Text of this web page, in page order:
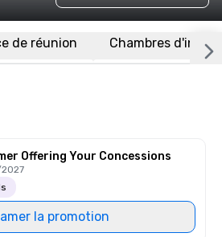
de réunion Chambres
Offering Your Concessions
la promotion